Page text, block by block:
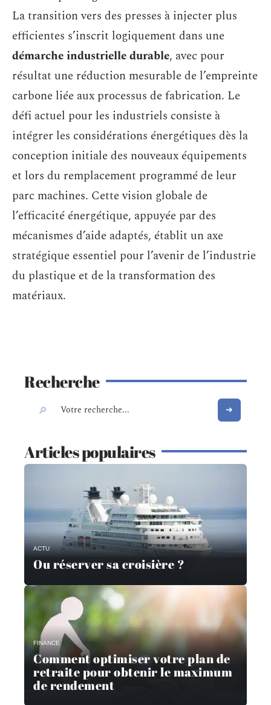
La transition vers des presses à injecter plus
efficientes s’inscrit logiquement dans une
démarche industrielle durable, avec pour
résultat une réduction mesurable de l’empreinte
carbone liée aux processus de fabrication. Le
défi actuel pour les industriels consiste à
intégrer les considérations énergétiques dès la
conception initiale des nouveaux équipements
et lors du remplacement programmé de leur
parc machines. Cette vision globale de
l’efficacité énergétique, appuyée par des
mécanismes d’aide adaptés, établit un axe
stratégique essentiel pour l’avenir de l’industrie
du plastique et de la transformation des
matériaux.
Recherche
Articles populaires
ACTU
Ou réserver sa croisière ?
FINANCE
Comment optimiser votre plan de
retraite pour obtenir le maximum
de rendement